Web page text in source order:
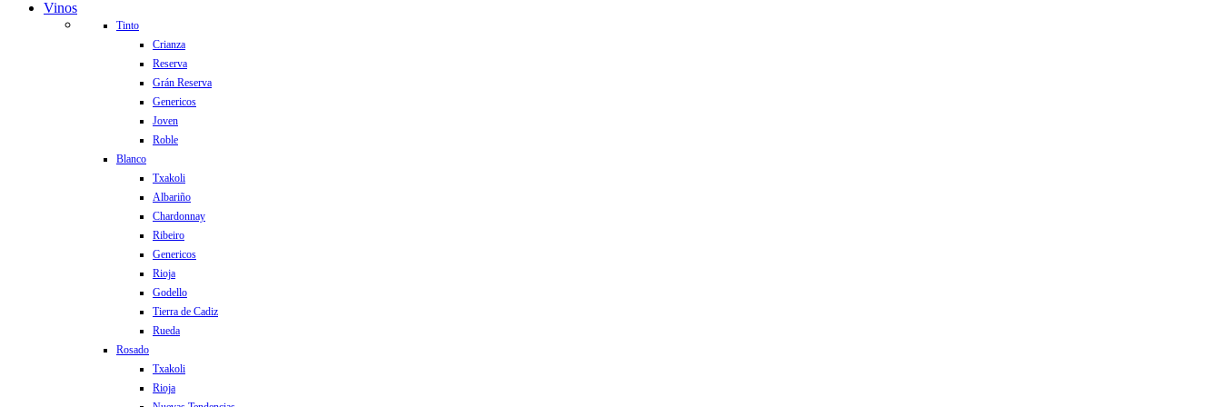
Vinos
Tinto
Crianza
Reserva
Grán Reserva
Genericos
Joven
Roble
Blanco
Txakoli
Albariño
Chardonnay
Ribeiro
Genericos
Rioja
Godello
Tierra de Cadiz
Rueda
Rosado
Txakoli
Rioja